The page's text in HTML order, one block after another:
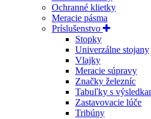
Ochranné klietky
Meracie pásma
Príslušenstvo
Stopky
Univerzálne stojany
Vlajky
Meracie súpravy
Značky železníc
Tabuľky s
Zastavovacie lúče
Tribúny